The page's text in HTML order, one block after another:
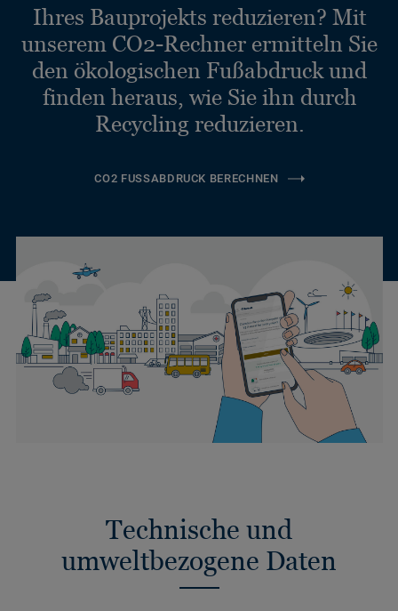
Ihres Bauprojekts reduzieren? Mit
unserem CO2-Rechner ermitteln Sie
den ökologischen Fußabdruck und
finden heraus, wie Sie ihn durch
Recycling reduzieren.
CO2 FUSSABDRUCK BERECHNEN
Technische und
umweltbezogene Daten